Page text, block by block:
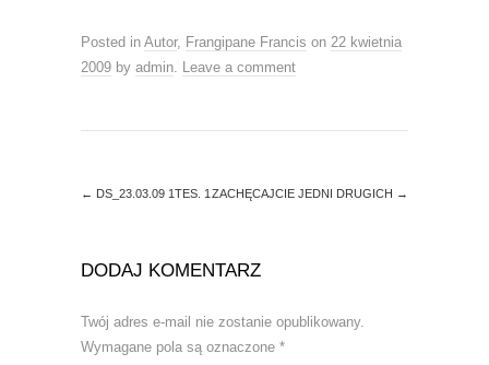
n
s
i
n
w
o
w
n
i
w
d
o
Posted in Autor, Frangipane Francis on 22 kwietnia
2009 by admin. Leave a comment
← DS_23.03.09 1TES. 1 ZACHĘCAJCIE JEDNI DRUGICH →
DODAJ KOMENTARZ
Twój adres e-mail nie zostanie opublikowany.
Wymagane pola są oznaczone *